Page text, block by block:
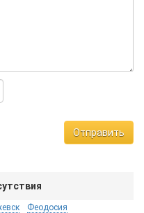
Отправить
Феодосия